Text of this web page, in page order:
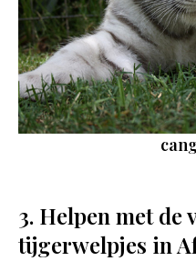
3. Helpen met
tijgerwelpjes in